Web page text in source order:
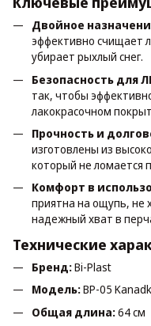
Двойное
эффективно счищает
убирает рыхлый снег.
Безопасность для
так, чтобы
лакокрасочном
Прочность и
изготовлены из
который не ломается
Комфорт в
приятна на ощупь, не
надежный хват в
Технические
Бренд:Bi-Plast
Модель:BP-05
Общая длина:64 см